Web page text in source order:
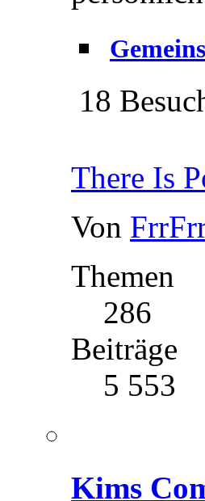
18
There Is
Von
Themen
286
Beiträge
5 553
Kims